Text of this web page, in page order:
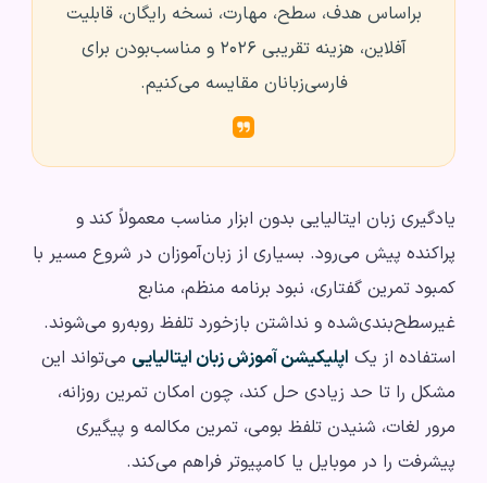
براساس هدف، سطح، مهارت، نسخه رایگان، قابلیت
آفلاین، هزینه تقریبی ۲۰۲۶ و مناسب‌بودن برای
فارسی‌زبانان مقایسه می‌کنیم.
یادگیری زبان ایتالیایی بدون ابزار مناسب معمولاً کند و
پراکنده پیش می‌رود. بسیاری از زبان‌آموزان در شروع مسیر با
کمبود تمرین گفتاری، نبود برنامه منظم، منابع
غیرسطح‌بندی‌شده و نداشتن بازخورد تلفظ روبه‌رو می‌شوند.
استفاده از یک اپلیکیشن آموزش زبان ایتالیایی می‌تواند این
مشکل را تا حد زیادی حل کند، چون امکان تمرین روزانه،
مرور لغات، شنیدن تلفظ بومی، تمرین مکالمه و پیگیری
پیشرفت را در موبایل یا کامپیوتر فراهم می‌کند.